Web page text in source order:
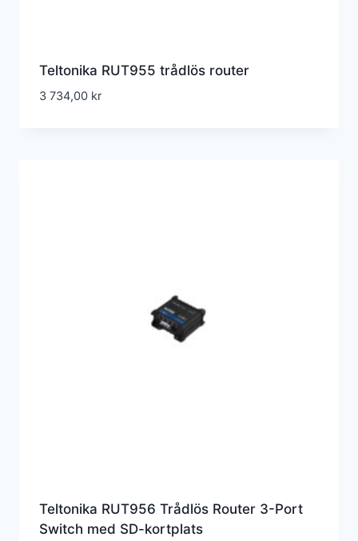
Teltonika RUT955 trådlös router
3 734,00 kr
Teltonika RUT956 Trådlös Router 3-Port
Switch med SD-kortplats